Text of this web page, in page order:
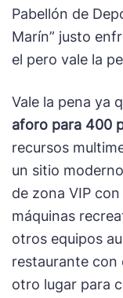
Pabellón de
Marín” justo
el pero vale la
Vale la pena ya
aforo para 400
recursos
un sitio
de zona VIP
máquinas
otros equipos
restaurante con
otro lugar para